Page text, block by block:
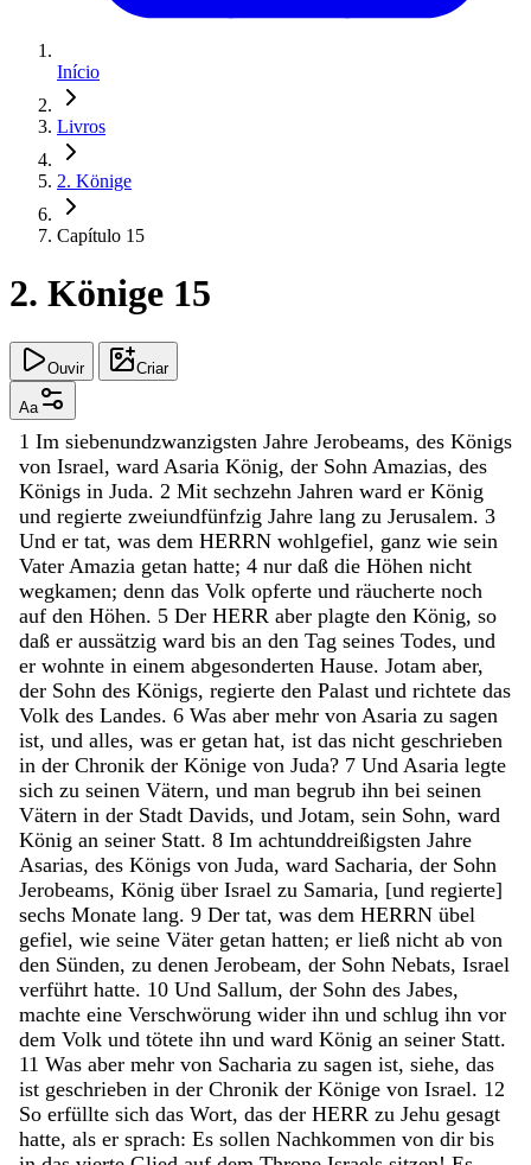
Início
Livros
2. Könige
Capítulo 15
2. Könige 15
Ouvir Criar
Aa
1 Im siebenundzwanzigsten Jahre Jerobeams, des Königs
von Israel, ward Asaria König, der Sohn Amazias, des
Königs in Juda. 2 Mit sechzehn Jahren ward er König
und regierte zweiundfünfzig Jahre lang zu Jerusalem. 3
Und er tat, was dem HERRN wohlgefiel, ganz wie sein
Vater Amazia getan hatte; 4 nur daß die Höhen nicht
wegkamen; denn das Volk opferte und räucherte noch
auf den Höhen. 5 Der HERR aber plagte den König, so
daß er aussätzig ward bis an den Tag seines Todes, und
er wohnte in einem abgesonderten Hause. Jotam aber,
der Sohn des Königs, regierte den Palast und richtete das
Volk des Landes. 6 Was aber mehr von Asaria zu sagen
ist, und alles, was er getan hat, ist das nicht geschrieben
in der Chronik der Könige von Juda? 7 Und Asaria legte
sich zu seinen Vätern, und man begrub ihn bei seinen
Vätern in der Stadt Davids, und Jotam, sein Sohn, ward
König an seiner Statt. 8 Im achtunddreißigsten Jahre
Asarias, des Königs von Juda, ward Sacharia, der Sohn
Jerobeams, König über Israel zu Samaria, [und regierte]
sechs Monate lang. 9 Der tat, was dem HERRN übel
gefiel, wie seine Väter getan hatten; er ließ nicht ab von
den Sünden, zu denen Jerobeam, der Sohn Nebats, Israel
verführt hatte. 10 Und Sallum, der Sohn des Jabes,
machte eine Verschwörung wider ihn und schlug ihn vor
dem Volk und tötete ihn und ward König an seiner Statt.
11 Was aber mehr von Sacharia zu sagen ist, siehe, das
ist geschrieben in der Chronik der Könige von Israel. 12
So erfüllte sich das Wort, das der HERR zu Jehu gesagt
hatte, als er sprach: Es sollen Nachkommen von dir bis